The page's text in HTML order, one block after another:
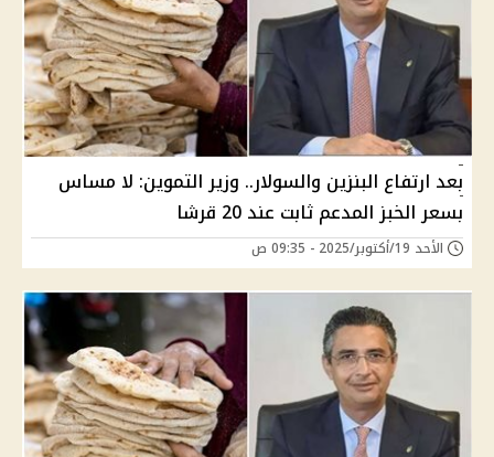
بعد ارتفاع البنزين والسولار.. وزير التموين: لا مساس
بسعر الخبز المدعم ثابت عند 20 قرشا
الأحد 19/أكتوبر/2025 - 09:35 ص